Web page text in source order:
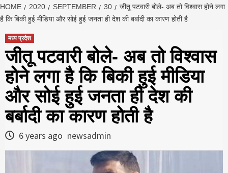
HOME 2020 SEPTEMBER 30
जीतू पटवारी बोले- अब तो विश्वास होने लगा
है कि बिकी हुई मीडिया और सोई हुई जनता ही देश की बर्बादी का कारण होती है
मध्य प्रदेश
जीतू पटवारी बोले- अब तो विश्वास
होने लगा है कि बिकी हुई मीडिया
और सोई हुई जनता ही देश की
बर्बादी का कारण होती है
6 years ago newsadmin